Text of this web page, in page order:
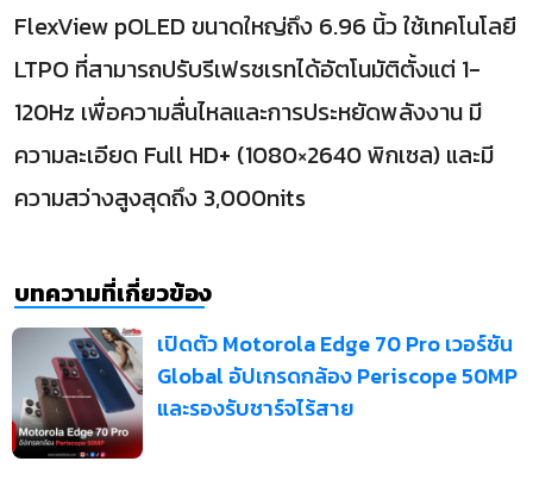
FlexView pOLED ขนาดใหญ่ถึง 6.96 นิ้ว ใช้เทคโนโลยี
LTPO ที่สามารถปรับรีเฟรชเรทได้อัตโนมัติตั้งแต่ 1-
120Hz เพื่อความลื่นไหลและการประหยัดพลังงาน มี
ความละเอียด Full HD+ (1080×2640พิกเซล) และมี
ความสว่างสูงสุดถึง 3,000nits
บทความที่เกี่ยวข้อง
เปิดตัว Motorola Edge 70 Pro เวอร์ชัน
Global อัปเกรดกล้อง Periscope 50MP
และรองรับชาร์จไร้สาย